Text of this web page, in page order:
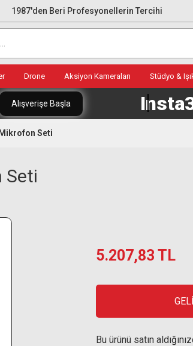
1987'den Beri Profesyonellerin Tercihi
Drone Aksiyon Kameraları Stüdyo &
Alışverişe Başla
Seti
Seti
5.207,83 TL
Bu ürünü satın